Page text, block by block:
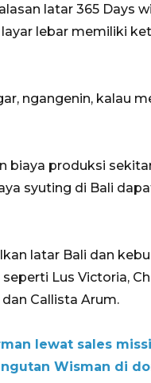
latar 365 Days
lebar memiliki
ngangenin, kalau
biaya produksi
syuting di Bali
latar Bali dan
Lus Victoria,
Callista Arum.
lewat sales
Wisman di